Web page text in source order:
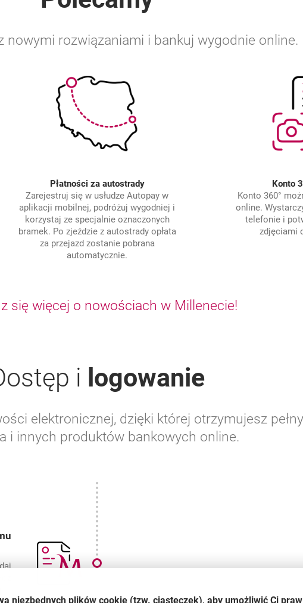
nowymi rozwiązaniami i bankuj wygodnie online.
Płatności za autostrady
Zarejestruj się w usłudze Autopay w
aplikacji mobilnej, podróżuj wygodniej i
korzystaj ze specjalnie oznaczonych
bramek. Po zjeździe z autostrady opłata
za przejazd zostanie pobrana
automatycznie.
Konto
Konto 360°
online.
telefonie i
zdjęciami
się więcej o nowościach w Millenecie!
i logowanie
elektronicznej, dzięki której otrzymujesz
i innych produktów bankowych online.
niezbędnych plikówcookie (tzw. ciasteczek), aby umożliwić Ci